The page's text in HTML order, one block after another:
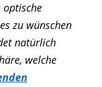
optische
zu wünschen
natürlich
welche